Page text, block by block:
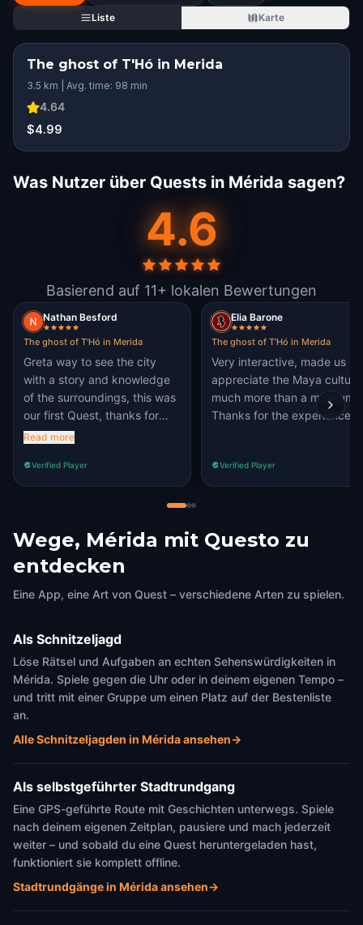
Liste
Karte
The ghost of T'Hó in Merida
3.5 km | Avg. time: 98 min
4.64
$4.99
Was Nutzer über Quests in Mérida sagen?
4.6
Basierend auf 11+ lokalen Bewertungen
Nathan Besford
The ghost of T'Hó in Merida
Greta way to see the city
with a story and knowledge
of the surroundings, this was
our first Quest, thanks for
creating it!
Read more
Verified Player
Elia Barone
The ghost of T'Hó in Merida
Very interactive, made us
appreciate the Maya culture
much more than a museum!
Thanks for the experience :)
Verified Player
Wege, Mérida mit Questo zu
entdecken
Eine App, eine Art von Quest – verschiedene Arten zu spielen.
Als Schnitzeljagd
Löse Rätsel und Aufgaben an echten Sehenswürdigkeiten in
Mérida. Spiele gegen die Uhr oder in deinem eigenen Tempo –
und tritt mit einer Gruppe um einen Platz auf der Bestenliste
an.
Alle Schnitzeljagden in Mérida ansehen→
Als selbstgeführter Stadtrundgang
Eine GPS-geführte Route mit Geschichten unterwegs. Spiele
nach deinem eigenen Zeitplan, pausiere und mach jederzeit
weiter – und sobald du eine Quest heruntergeladen hast,
funktioniert sie komplett offline.
Stadtrundgänge in Mérida ansehen→